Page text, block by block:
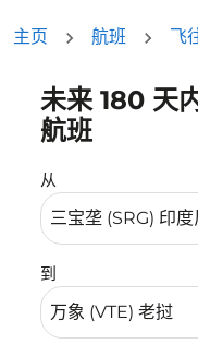
主页 航班 飞
未来 180 天
航班
从
到
没有符合您的筛选